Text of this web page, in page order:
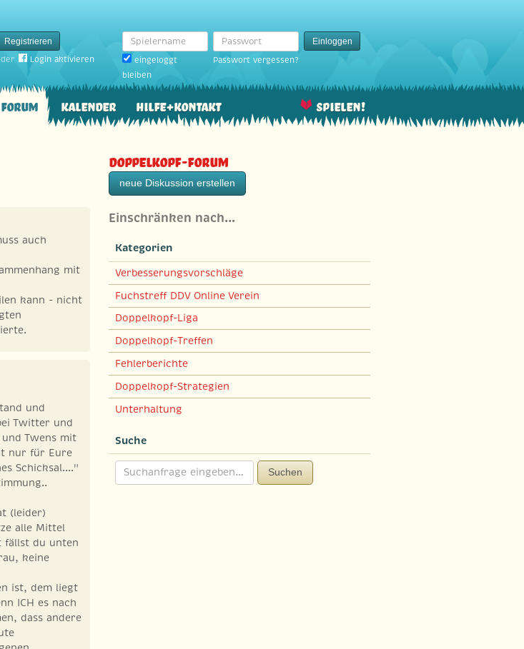
Registrieren
Login aktivieren
Spielername
eingeloggt
bleiben
Passwort
Einloggen
Passwort vergessen?
Forum Kalender Hilfe+Kontakt Spielen!
auch
mit
kann - nicht
und
Twitter und
und Twens mit
nur für Eure
Schicksal...."
(leider)
alle Mittel
fällst du unten
keine
ist, dem liegt
ICH es nach
dass andere
Doppelkopf-Forum
neue Diskussion erstellen
Einschränken nach…
Kategorien
Verbesserungsvorschläge
Fuchstreff DDV Online Verein
Doppelkopf-Liga
Doppelkopf-Treffen
Fehlerberichte
Doppelkopf-Strategien
Unterhaltung
Suche
Suchen